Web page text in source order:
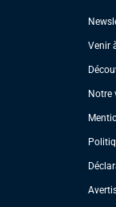
Venir
Notre